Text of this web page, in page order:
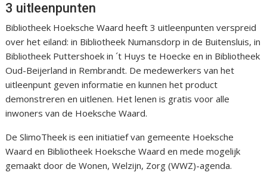
3 uitleenpunten
Bibliotheek Hoeksche Waard heeft 3 uitleenpunten verspreid
over het eiland: in Bibliotheek Numansdorp in de Buitensluis, in
Bibliotheek Puttershoek in ´t Huys te Hoecke en in Bibliotheek
Oud-Beijerland in Rembrandt. De medewerkers van het
uitleenpunt geven informatie en kunnen het product
demonstreren en uitlenen. Het lenen is gratis voor alle
inwoners van de Hoeksche Waard.
De SlimoTheek is een initiatief van gemeente Hoeksche
Waard en Bibliotheek Hoeksche Waard en mede mogelijk
gemaakt door de Wonen, Welzijn, Zorg (WWZ)-agenda.